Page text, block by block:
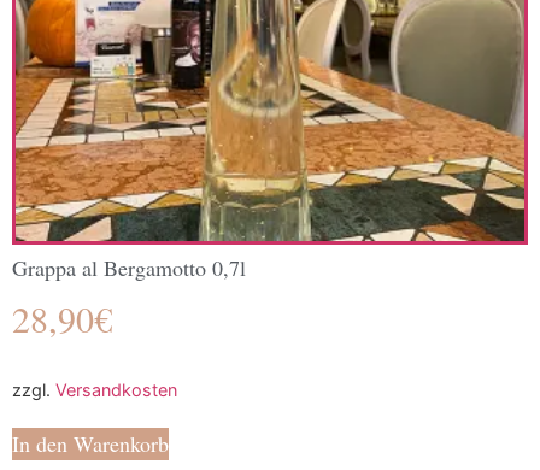
Grappa al Bergamotto 0,7l
28,90€
zzgl. Versandkosten
In den Warenkorb